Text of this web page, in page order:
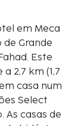
em Meca
de Grande
Este
2,7 km (1,7
casa num
Select
As casas de